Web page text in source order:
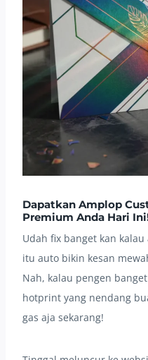
Dapatkan Amplop
Premium Anda Hari
Udah fix banget kan
itu auto bikin kesan
Nah, kalau pengen
hotprint yang nendang
gas aja sekarang!